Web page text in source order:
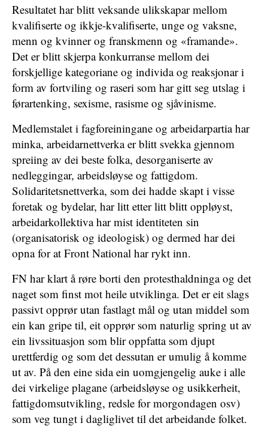
Resultatet har blitt veksande ulikskapar mellom
kvalifiserte og ikkje-kvalifiserte, unge og vaksne,
menn og kvinner og franskmenn og «framande».
Det er blitt skjerpa konkurranse mellom dei
forskjellige kategoriane og individa og reaksjonar i
form av fortviling og raseri som har gitt seg utslag i
førartenking, sexisme, rasisme og sjåvinisme.
Medlemstalet i fagforeiningane og arbeidarpartia har
minka, arbeidarnettverka er blitt svekka gjennom
spreiing av dei beste folka, desorganiserte av
nedleggingar, arbeidsløyse og fattigdom.
Solidaritetsnettverka, som dei hadde skapt i visse
foretak og bydelar, har litt etter litt blitt oppløyst,
arbeidarkollektiva har mist identiteten sin
(organisatorisk og ideologisk) og dermed har dei
opna for at Front National har rykt inn.
FN har klart å røre borti den protesthaldninga og det
naget som finst mot heile utviklinga. Det er eit slags
passivt opprør utan fastlagt mål og utan middel som
ein kan gripe til, eit opprør som naturlig spring ut av
ein livssituasjon som blir oppfatta som djupt
urettferdig og som det dessutan er umulig å komme
ut av. På den eine sida ein uomgjengelig auke i alle
dei virkelige plagane (arbeidsløyse og usikkerheit,
fattigdomsutvikling, redsle for morgondagen osv)
som veg tungt i dagliglivet til det arbeidande folket.